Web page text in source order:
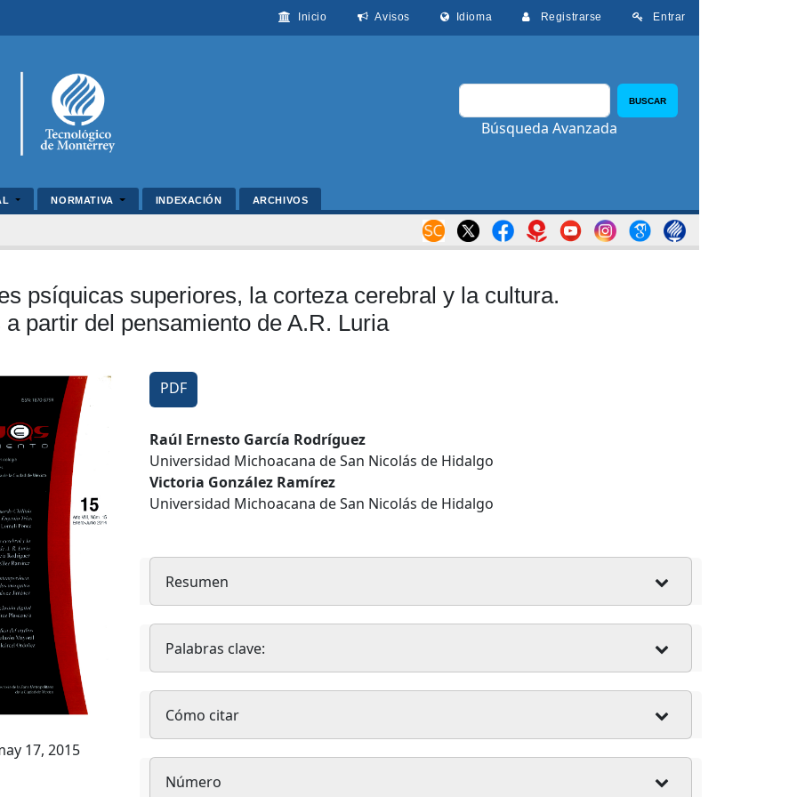
Inicio Avisos Idioma Registrarse Entrar
BUSCAR
Búsqueda Avanzada
NORMATIVA INDEXACIÓN ARCHIVOS
psíquicas superiores, la corteza cerebral y la cultura.
a partir del pensamiento de A.R. Luria
17, 2015
PDF
Contenido
principal
del
Raúl Ernesto García Rodríguez
Universidad Michoacana de San Nicolás de Hidalgo
Victoria González Ramírez
Universidad Michoacana de San Nicolás de Hidalgo
Resumen
Palabras clave:
Detalles
del
artículo
Cómo citar
Número